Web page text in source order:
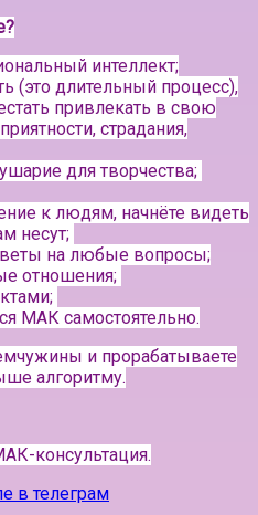
интеллект;
(это длительный процесс),
привлекать в свою
страдания,
для творчества;
к людям, начнёте видеть
несут;
на любые вопросы;
отношения;
МАК самостоятельно.
и прорабатываете
алгоритму.
консультация.
в телеграм